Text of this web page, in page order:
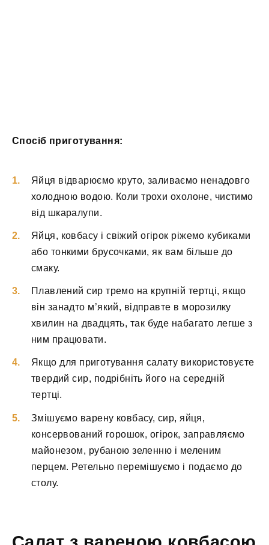
Спосіб приготування:
Яйця відварюємо круто, заливаємо ненадовго
холодною водою. Коли трохи охолоне, чистимо
від шкаралупи.
Яйця, ковбасу і свіжий огірок ріжемо кубиками
або тонкими брусочками, як вам більше до
смаку.
Плавлений сир тремо на крупній тертці, якщо
він занадто м’який, відправте в морозилку
хвилин на двадцять, так буде набагато легше з
ним працювати.
Якщо для приготування салату використовуєте
твердий сир, подрібніть його на середній
тертці.
Змішуємо варену ковбасу, сир, яйця,
консервований горошок, огірок, заправляємо
майонезом, рубаною зеленню і меленим
перцем. Ретельно перемішуємо і подаємо до
столу.